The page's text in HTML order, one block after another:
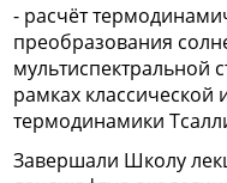
- расчёт
преобразования
мультиспектральной
рамках классической
термодинамики
Завершали Школу